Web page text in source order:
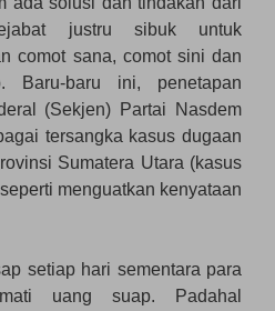
justru sibuk untuk
comot sana, comot sini dan
Baru-baru ini, penetapan
(Sekjen) Partai Nasdem
tersangka kasus dugaan
Sumatera Utara (kasus
menguatkan kenyataan
setiap hari sementara para
uang suap. Padahal